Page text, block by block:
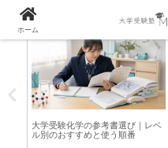
大学受験化学の参考書選び｜レベ
ル別のおすすめと使う順番
ホーム